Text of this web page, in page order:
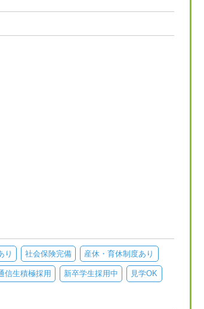
り 社会保険完備 産休・育休制度あり
信生積極採用 新卒学生採用中 見学OK